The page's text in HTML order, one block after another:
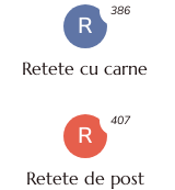
R
Retete cu carne
386
R
Retete de post
407